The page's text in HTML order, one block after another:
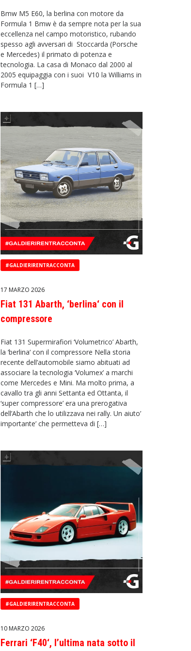
Bmw M5 E60, la berlina con motore da
Formula 1 Bmw è da sempre nota per la sua
eccellenza nel campo motoristico, rubando
spesso agli avversari di Stoccarda (Porsche
e Mercedes) il primato di potenza e
tecnologia. La casa di Monaco dal 2000 al
2005 equipaggia con i suoi V10 la Williams in
Formula 1 […]
#GALDIERIRENTRACCONTA
17 MARZO 2026
Fiat 131 Abarth, ‘berlina‘ con il
compressore
Fiat 131 Supermirafiori ‘Volumetrico’ Abarth,
la ‘berlina‘ con il compressore Nella storia
recente dell’automobile siamo abituati ad
associare la tecnologia ‘Volumex’ a marchi
come Mercedes e Mini. Ma molto prima, a
cavallo tra gli anni Settanta ed Ottanta, il
‘super compressore’ era una prerogativa
dell’Abarth che lo utilizzava nei rally. Un aiuto’
importante’ che permetteva di […]
#GALDIERIRENTRACCONTA
10 MARZO 2026
Ferrari ‘F40‘, l’ultima nata sotto il